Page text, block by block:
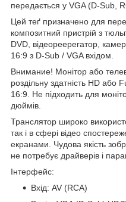
передається у VGA (D-Sub,
Цей теґ призначено для
композитний пристрій з
DVD, відеореерегатор,
16:9 з D-Sub / VGA вхідом.
Внимание! Монітор або
роздільну здатність HD або
16:9. Не підходить для
дюймів.
Транслятор широко
так і в сфері відео
екранами. Чудова якість
не потребує драйверів і
Інтерфейс:
Вхід: AV (RCA)